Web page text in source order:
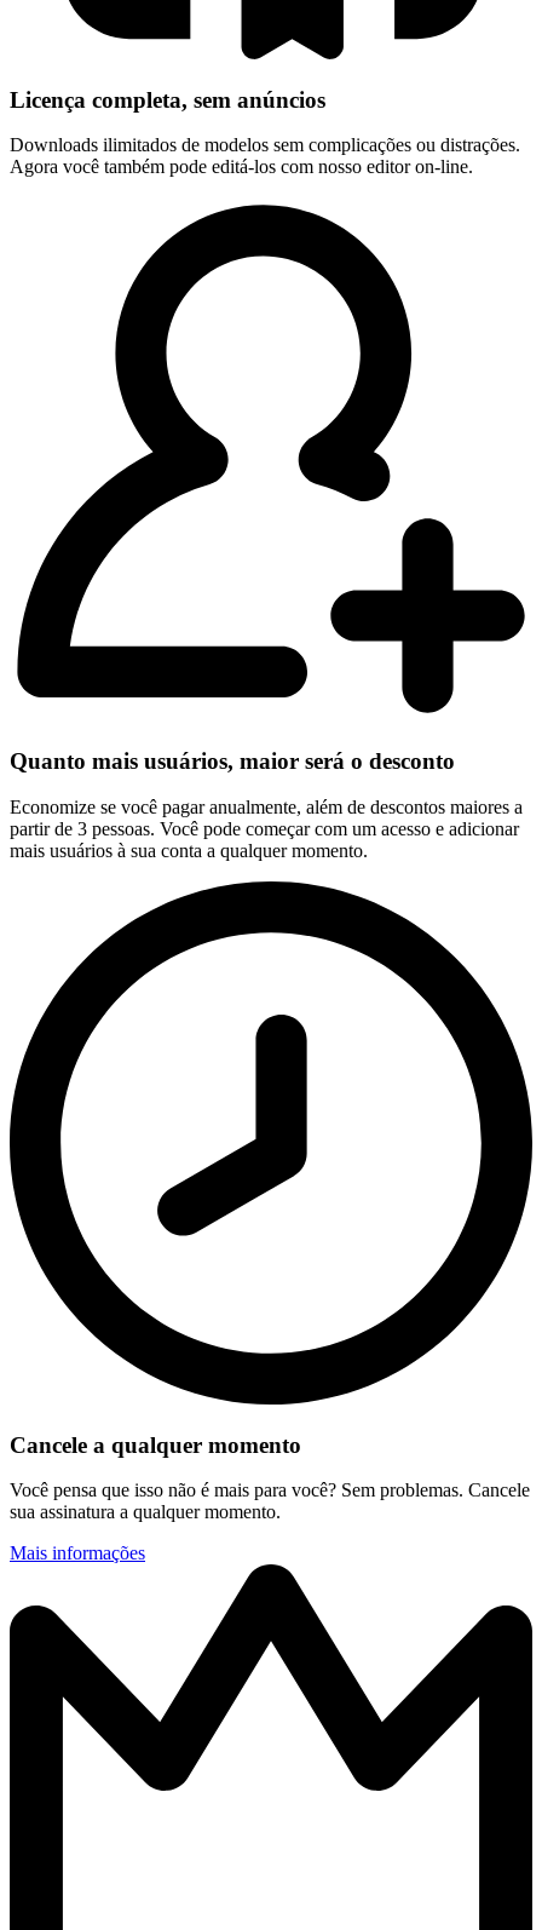
Licença completa, sem anúncios
Downloads ilimitados de modelos sem complicações ou distrações.
Agora você também pode editá-los com nosso editor on-line.
Quanto mais usuários, maior será o desconto
Economize se você pagar anualmente, além de descontos maiores a
partir de 3 pessoas. Você pode começar com um acesso e adicionar
mais usuários à sua conta a qualquer momento.
Cancele a qualquer momento
Você pensa que isso não é mais para você? Sem problemas. Cancele
sua assinatura a qualquer momento.
Mais informações